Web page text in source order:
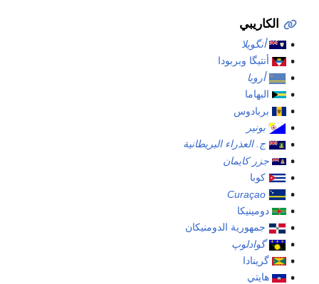
الكاريبي
أنگويلا
أنتيگا وبربودا
أروبا
البهاما
بربادوس
بونير
ج. العذراء البريطانية
جزر كايمان
كوبا
Curaçao
دومينيكا
جمهورية الدومنيكان
گوادلوپ
گرينادا
هايتي